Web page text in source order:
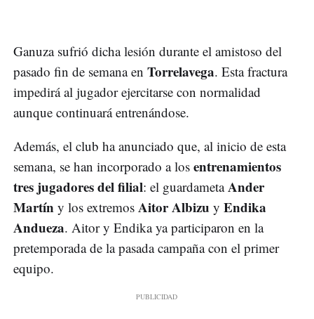
Ganuza sufrió dicha lesión durante el amistoso del
pasado fin de semana en Torrelavega. Esta fractura
impedirá al jugador ejercitarse con normalidad
aunque continuará entrenándose.
Además, el club ha anunciado que, al inicio de esta
semana, se han incorporado a los entrenamientos
tres jugadores del filial: el guardametaAnder
Martín y los extremos Aitor Albizu y Endika
Andueza. Aitor y Endika ya participaron en la
pretemporada de la pasada campaña con el primer
equipo.